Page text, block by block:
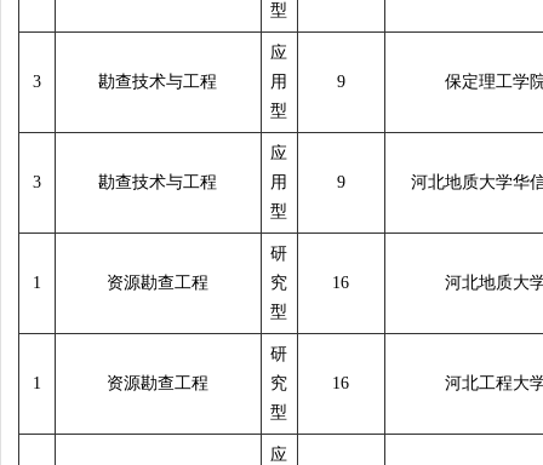
型
3 勘查技术与工程
应
用
型
9 保定理工学
3 勘查技术与工程
应
用
型
9 河北地质大学华
1 资源勘查工程
研
究
型
16 河北地质大
1 资源勘查工程
研
究
型
16 河北工程大
应